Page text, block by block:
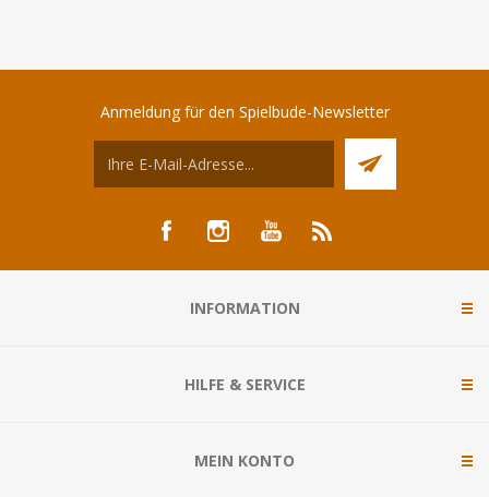
Anmeldung für den Spielbude-Newsletter
INFORMATION
HILFE & SERVICE
MEIN KONTO